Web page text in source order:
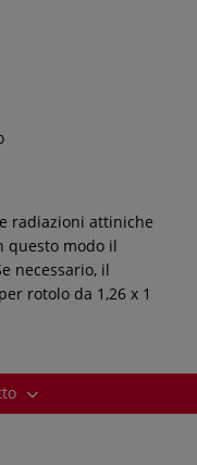
radiazioni attiniche
questo modo il
necessario, il
rotolo da 1,26 x 1